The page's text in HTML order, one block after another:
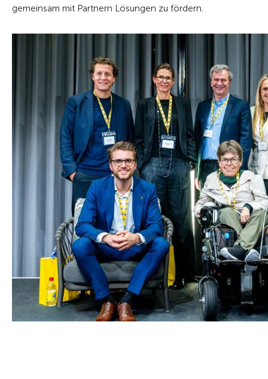
gemeinsam mit Partnern Lösungen zu fördern.